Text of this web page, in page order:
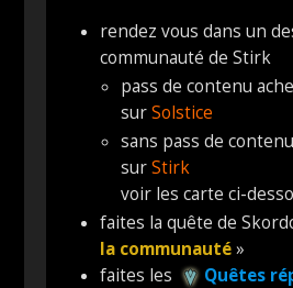
rendez vous dans un
communauté de Stirk
pass de contenu
surSolstice
sans pass de
surStirk
voir les carte ci-
faites la quête de
la communauté»
faites les
Quêtes